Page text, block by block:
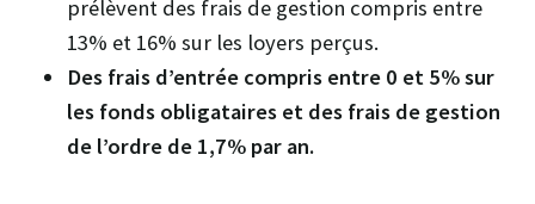
prélèvent des frais de gestion compris entre
13% et 16% sur les loyers perçus.
Des frais d’entrée compris entre 0 et 5% sur
les fonds obligataires et des frais de gestion
de l’ordre de 1,7% par an.